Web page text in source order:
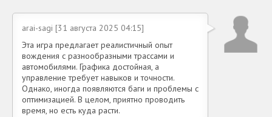
arai-sagi [31 августа 2025 04:15]
Эта игра предлагает реалистичный опыт
вождения с разнообразными трассами и
автомобилями. Графика достойная, а
управление требует навыков и точности.
Однако, иногда появляются баги и проблемы с
оптимизацией. В целом, приятно проводить
время, но есть куда расти.